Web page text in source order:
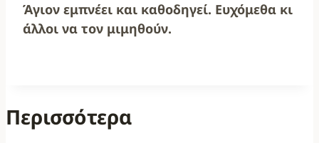
Άγιον εμπνέει και καθοδηγεί. Ευχόμεθα κι
άλλοι να τον μιμηθούν.
Περισσότερα